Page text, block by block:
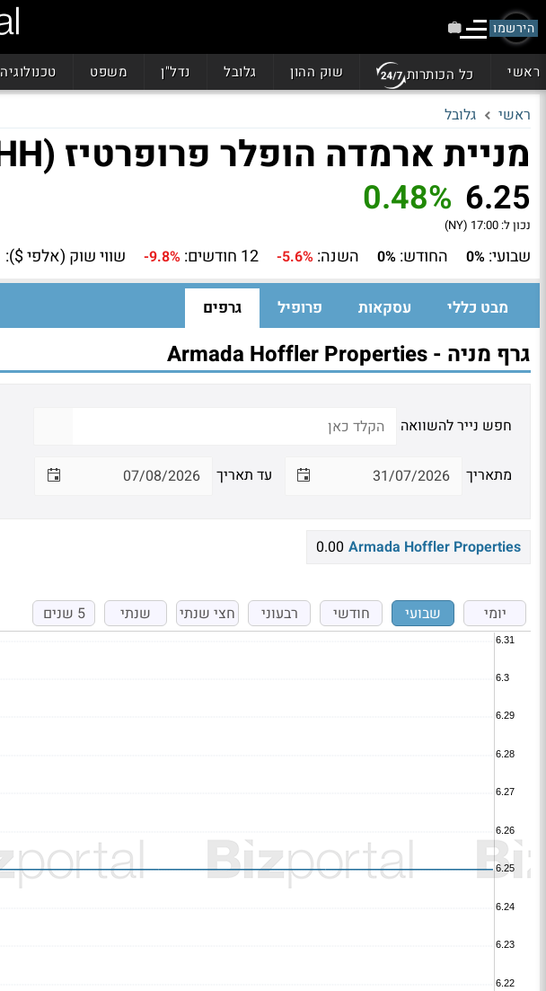
הירשמו
ראשי כל הכותרות שוק ההון גלובל נדל"ן משפט טכנולוגיה
ראשי גלובל
מניית ארמדה הופלר פרופרטיז (AHH)
6.25
0.48%
נכון ל: 17:00 (NY)
שבועי: 0% החודש: 0% השנה: -5.6% 12 חודשים: -9.8% שווי שוק (אלפי $):
מבט כללי עסקאות פרופיל גרפים
גרף מניה - Armada Hoffler Properties
חפש נייר להשוואה
מתאריך עד תאריך
Armada Hoffler Properties
0.00
יומי שבועי חודשי רבעוני חצי שנתי שנתי 5 שנים